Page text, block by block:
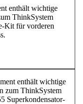
enthält wichtige
ThinkSystem
Kit für vorderen
enthält wichtige
zum ThinkSystem
Superkondensator-